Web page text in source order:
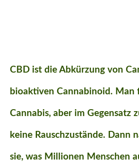
CBD ist die Abkürzung von
bioaktiven Cannabinoid. Man
Cannabis, aber im Gegensatz
keine Rauschzustände. Dann
sie, was Millionen Menschen